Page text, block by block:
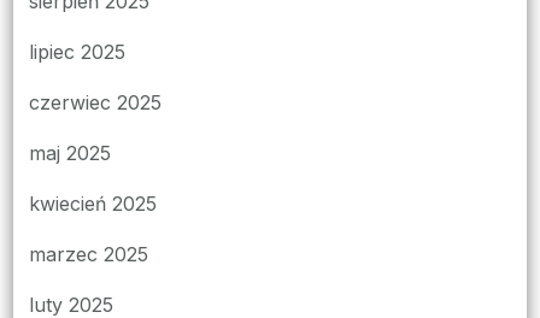
lipiec 2025
czerwiec 2025
maj 2025
kwiecień 2025
marzec 2025
luty 2025